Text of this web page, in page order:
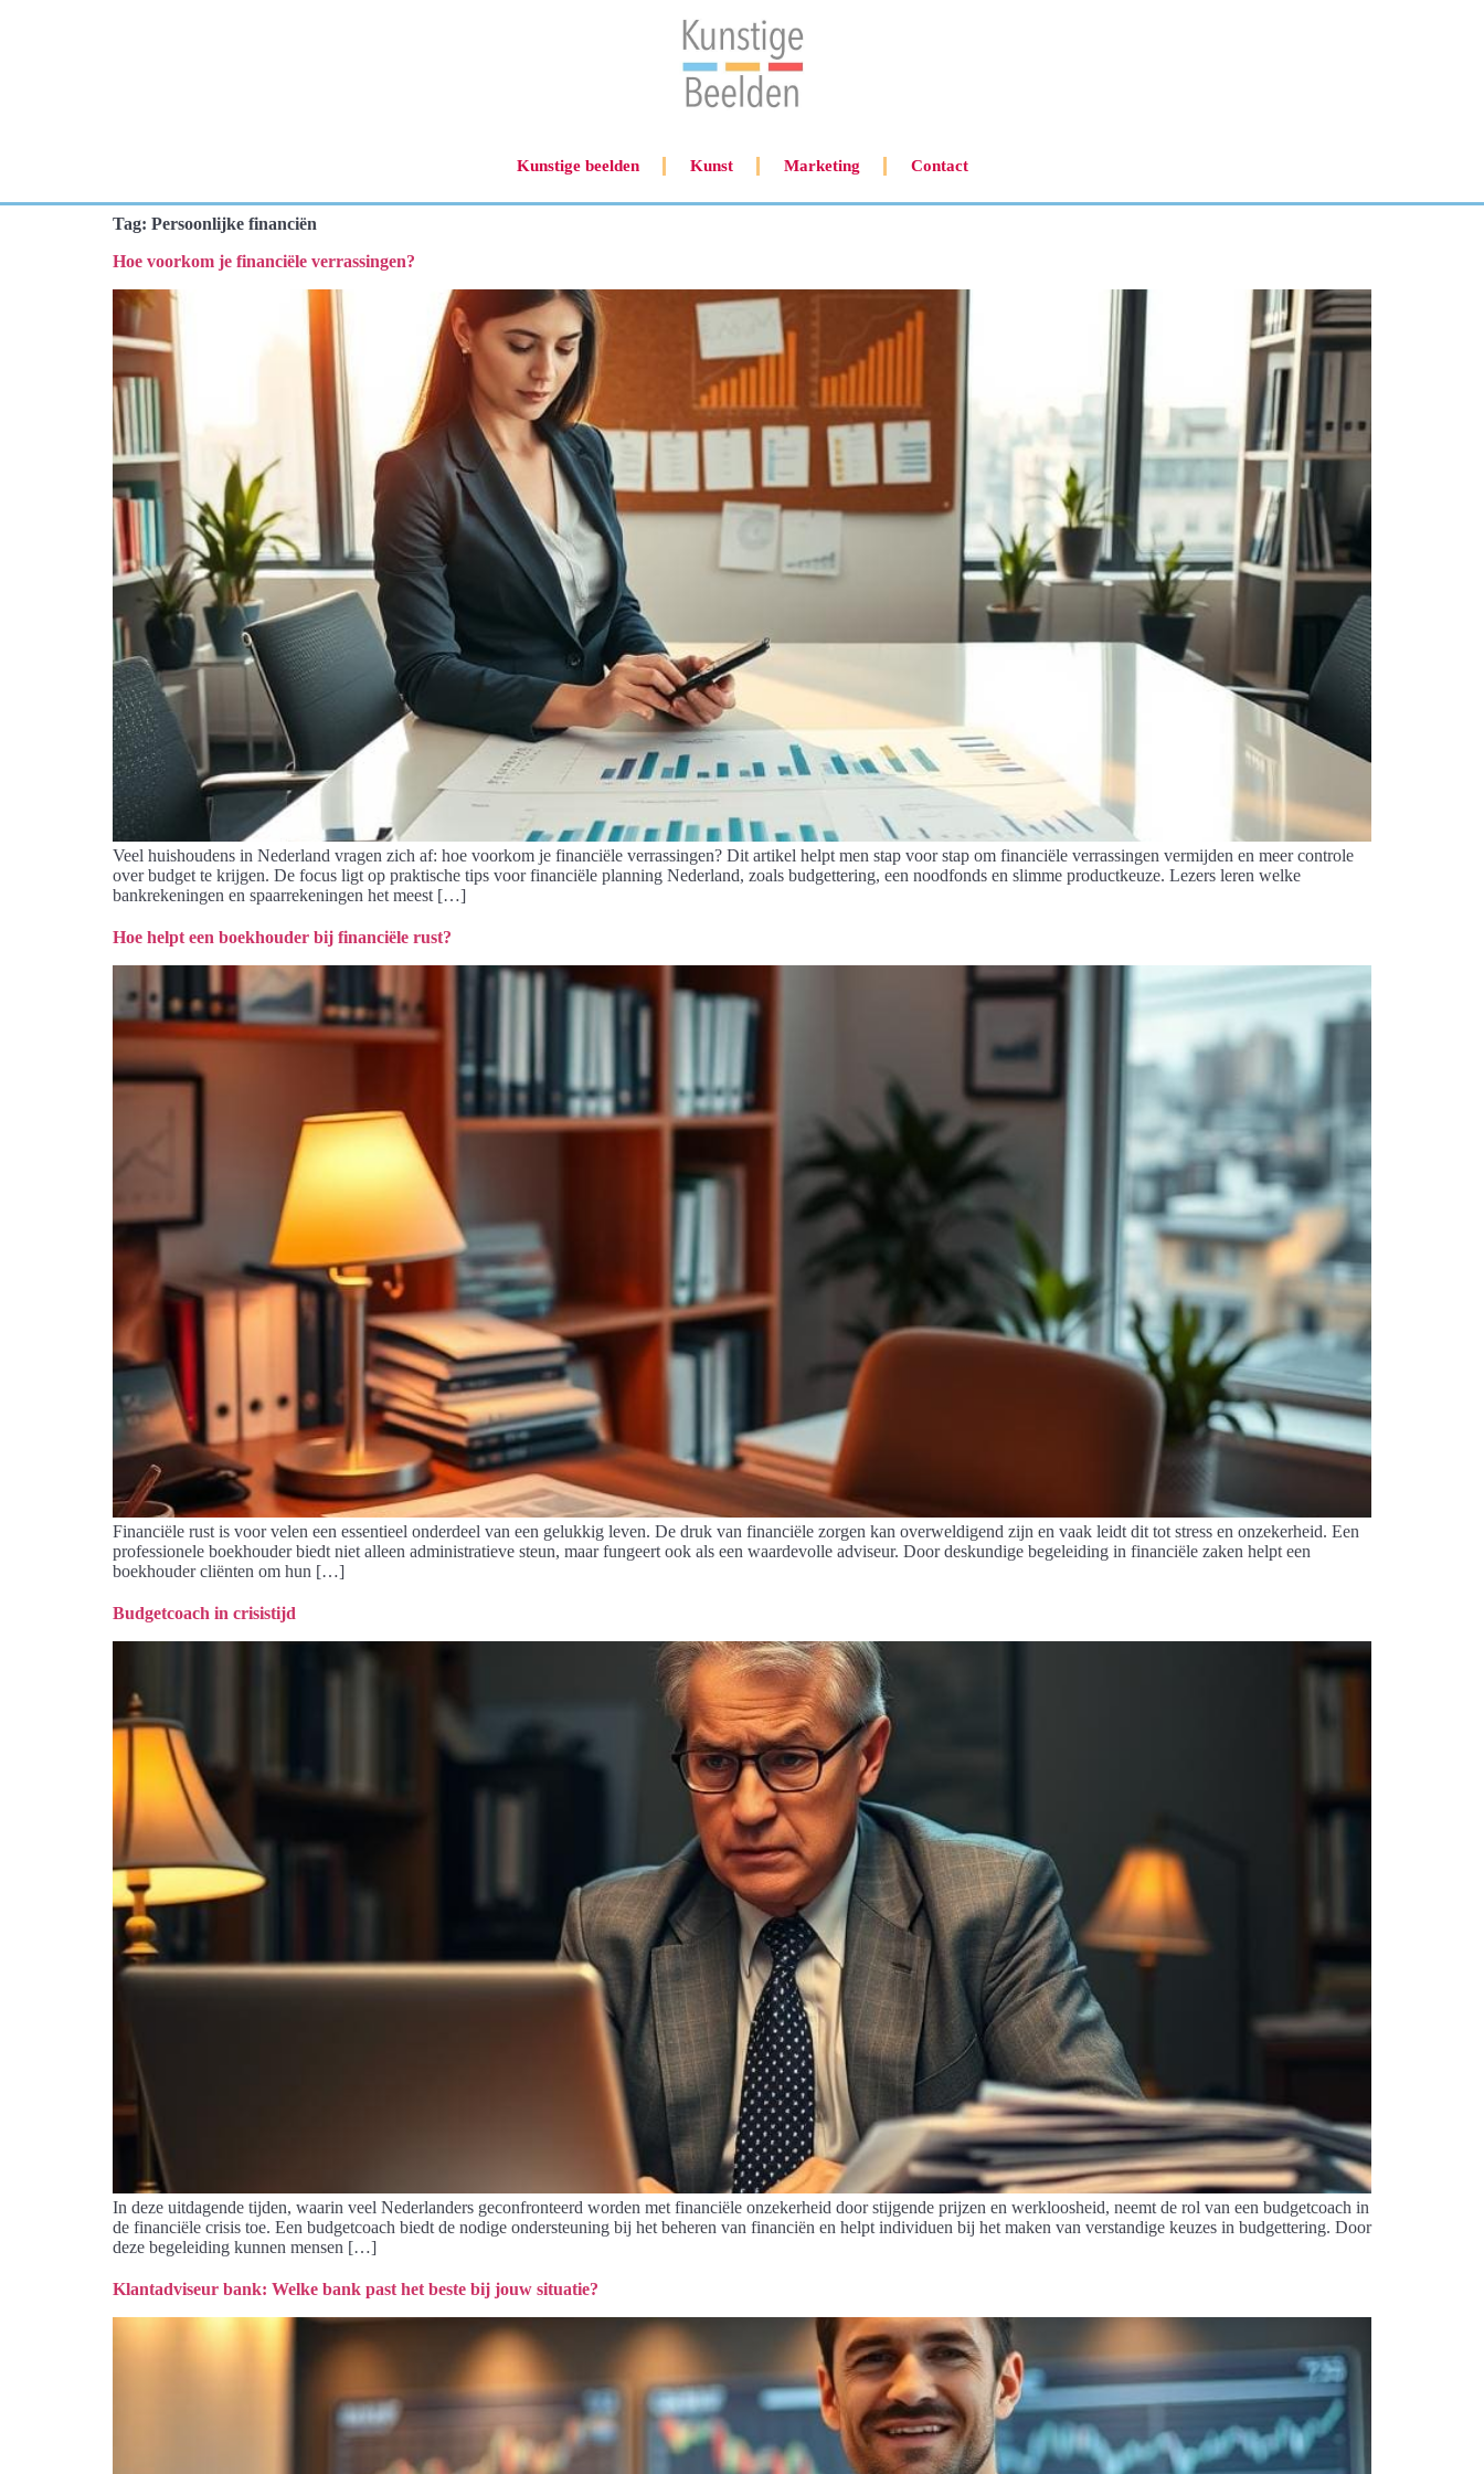
Kunstige beelden Kunst Marketing Contact
Tag: Persoonlijke financiën
Hoe voorkom je financiële verrassingen?
Veel huishoudens in Nederland vragen zich af: hoe voorkom je financiële verrassingen? Dit artikel helpt men stap voor stap om financiële verrassingen vermijden en meer controle
over budget te krijgen. De focus ligt op praktische tips voor financiële planning Nederland, zoals budgettering, een noodfonds en slimme productkeuze. Lezers leren welke
bankrekeningen en spaarrekeningen het meest […]
Hoe helpt een boekhouder bij financiële rust?
Financiële rust is voor velen een essentieel onderdeel van een gelukkig leven. De druk van financiële zorgen kan overweldigend zijn en vaak leidt dit tot stress en onzekerheid. Een
professionele boekhouder biedt niet alleen administratieve steun, maar fungeert ook als een waardevolle adviseur. Door deskundige begeleiding in financiële zaken helpt een
boekhouder cliënten om hun […]
Budgetcoach in crisistijd
In deze uitdagende tijden, waarin veel Nederlanders geconfronteerd worden met financiële onzekerheid door stijgende prijzen en werkloosheid, neemt de rol van een budgetcoach in
de financiële crisis toe. Een budgetcoach biedt de nodige ondersteuning bij het beheren van financiën en helpt individuen bij het maken van verstandige keuzes in budgettering. Door
deze begeleiding kunnen mensen […]
Klantadviseur bank: Welke bank past het beste bij jouw situatie?